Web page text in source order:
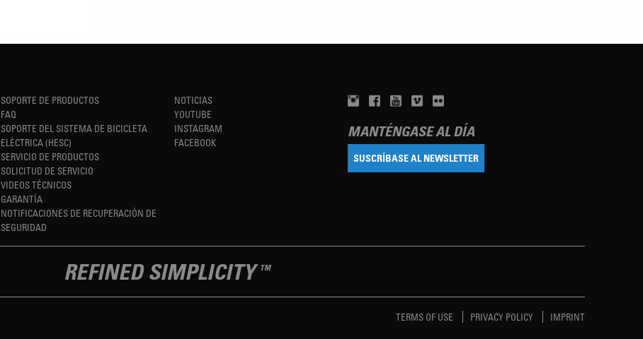
SOPORTE DE PRODUCTOS
FAQ
SOPORTE DEL SISTEMA DE BICICLETA
ELÉCTRICA (HESC)
SERVICIO DE PRODUCTOS
SOLICITUD DE SERVICIO
VIDEOS TÉCNICOS
GARANTÍA
NOTIFICACIONES DE RECUPERACIÓN DE
SEGURIDAD
NOTICIAS
YOUTUBE
INSTAGRAM
FACEBOOK
MANTÉNGASE AL DÍA
SUSCRÍBASE AL NEWSLETTER
REFINED SIMPLICITY TM
TERMS OF USE PRIVACY POLICY IMPRINT